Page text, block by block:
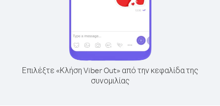
Επιλέξτε «Κλήση Viber Out» από την κεφαλίδα της
συνομιλίας